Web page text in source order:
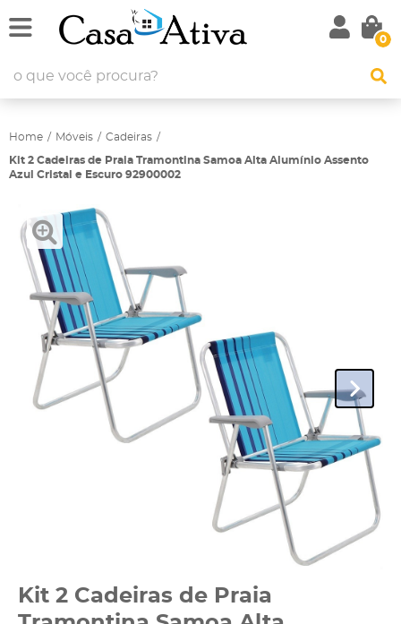
0
Home Móveis Cadeiras
Kit 2 Cadeiras de Praia Tramontina Samoa Alta Alumínio Assento
Azul Cristal e Escuro 92900002
Kit 2 Cadeiras de Praia